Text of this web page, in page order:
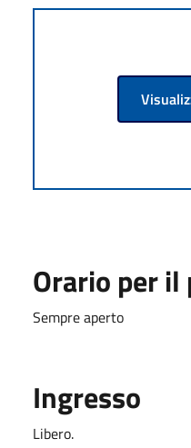
Orario per il
Sempre aperto
Ingresso
Libero.